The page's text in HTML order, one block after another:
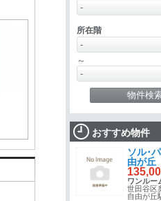
所在階
～
おすすめ物件
ソル･
由が丘
ワンルー
世田谷区
自由が丘